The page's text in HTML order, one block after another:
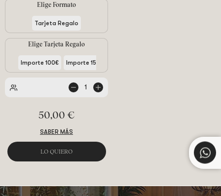
Elige Formato
Tarjeta Regalo
Elige Tarjeta Regalo
Importe 100€ Importe 150€
1
50,00 €
SABER MÁS
LO QUIERO